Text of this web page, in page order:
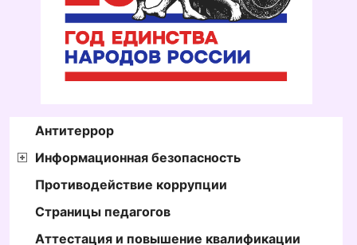
Антитеррор
Информационная безопасность
Противодействие коррупции
Страницы педагогов
Аттестация и повышение квалификации